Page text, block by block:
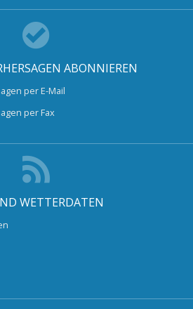
ABONNIEREN
per E-Mail
per Fax
WETTERDATEN